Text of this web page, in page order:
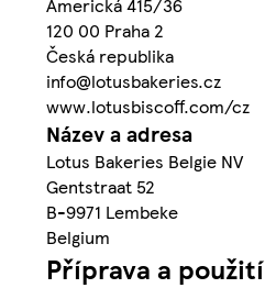
120 00 Praha 2
Česká republika
info@lotusbakeries.cz
www.lotusbiscoff.com/cz
Název a adresa
Lotus Bakeries Belgie NV
Gentstraat 52
B-9971 Lembeke
Belgium
Příprava a použití